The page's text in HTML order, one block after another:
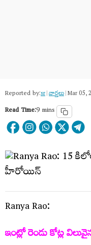
Reported by:sr|వార్త‌లు|Mar 05,
Read Time:9 mins
Ranya Rao:
ఇంట్లో రెండు కోట్ల